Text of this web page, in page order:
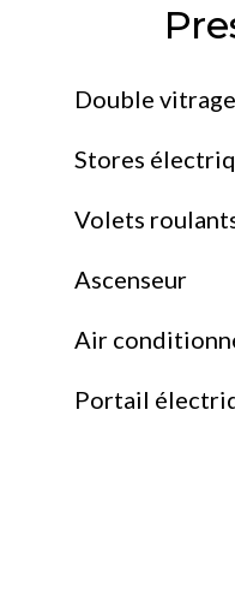
Double vitrage
Stores
Volets
Ascenseur
Air
Portail